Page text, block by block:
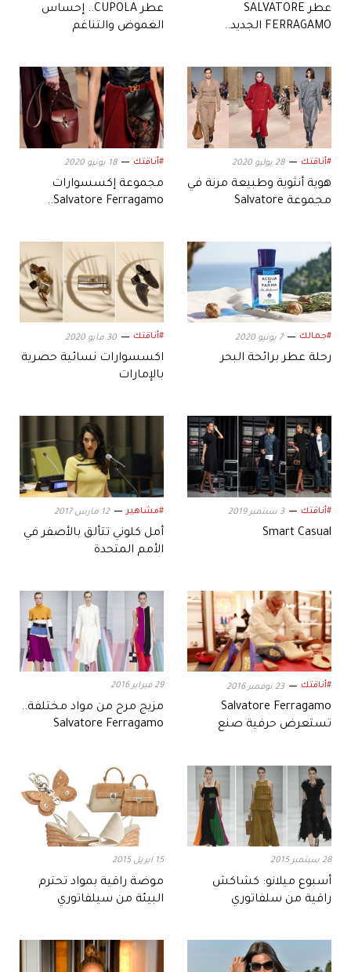
عطر SALVATORE
FERRAGAMO الجديد..
عطر CUPOLA.. إحساس
الغموض والتناغم
#أناقتك 28 يوليو 2020
هوية أنثوية وطبيعة مرنة في
مجموعة Salvatore
#أناقتك 18 يونيو 2020
مجموعة إكسسوارات
Salvatore Ferragamo..
#جمالك 7 يونيو 2020
رحلة عطر برائحة البحر
#أناقتك 30 مايو 2020
اكسسوارات نسائية حصرية
بالإمارات
#أناقتك 3 سبتمبر 2019
Smart Casual
#مشاهير 12 مارس 2017
أمل كلوني تتألق بالأصفر في
الأمم المتحدة
#أناقتك 23 نوفمبر 2016
Salvatore Ferragamo
تستعرض حرفية صنع
29 فبراير 2016
مزيج مرح من مواد مختلفة..
Salvatore Ferragamo
28 سبتمبر 2015
أسبوع ميلانو: كشاكش
راقية من سلفاتوري
15 ابريل 2015
موضة راقية بمواد تحترم
البيئة من سيلفاتوري